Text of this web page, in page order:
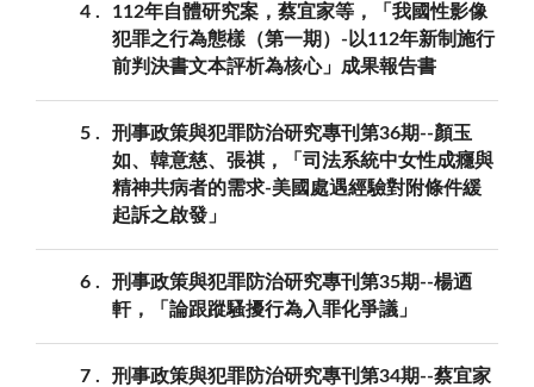
4
112年自體研究案，蔡宜家等，「我國性影像
犯罪之行為態樣（第一期）-以112年新制施行
前判決書文本評析為核心」成果報告書
5
刑事政策與犯罪防治研究專刊第36期--顏玉
如、韓意慈、張祺，「司法系統中女性成癮與
精神共病者的需求-美國處遇經驗對附條件緩
起訴之啟發」
6
刑事政策與犯罪防治研究專刊第35期--楊迺
軒，「論跟蹤騷擾行為入罪化爭議」
7
刑事政策與犯罪防治研究專刊第34期--蔡宜家